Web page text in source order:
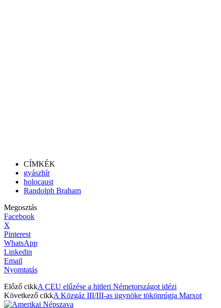
CÍMKÉK
gyászhír
holocaust
Randolph Braham
Megosztás
Facebook
X
Pinterest
WhatsApp
Linkedin
Email
Nyomtatás
Előző cikkA CEU elűzése a hitleri Németországot idézi
Következő cikkA Közgáz III/III-as ügynöke tökönrúgja Marxot